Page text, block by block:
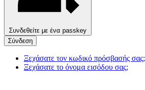
Συνδεθείτε με ένα passkey
Σύνδεση
Ξεχάσατε τον κωδικό πρόσβασής σας;
Ξεχάσατε το όνομα εισόδου σας;